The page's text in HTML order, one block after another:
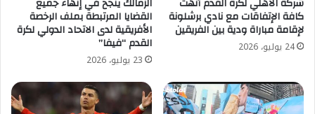
شركة الأهلي لكرة القدم أنهت
كافة الإتفاقات مع نادي برشلونة
لإقامة مباراة ودية بين الفريقين
24 يوليو، 2026
الزمالك ينجح في إنهاء جميع
القضايا المرتبطة بملف الرخصة
الأفريقية لدى الاتحاد الدولي لكرة
القدم “فيفا”
23 يوليو، 2026